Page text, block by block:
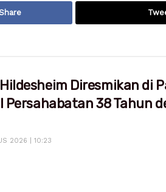
Diresmikan di
Persahabatan 38 Tahun
2026 | 10:23